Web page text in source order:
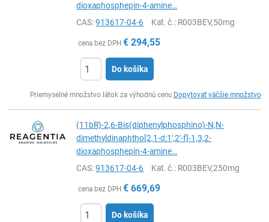
dioxaphosphepin-4-amine…
CAS:913617-04-6 Kat. č.: R003BEV,50mg
cena bez DPH € 294,55
Do košíka
Priemyselné množstvo látok za výhodnú cenu Dopytovať väčšie množstvo
(11bR)-2,6-Bis(diphenylphosphino)-N,N-
dimethyldinaphtho[2,1-d:1′,2′-f]-1,3,2-
dioxaphosphepin-4-amine…
CAS:913617-04-6 Kat. č.: R003BEV,250mg
cena bez DPH € 669,69
Do košíka